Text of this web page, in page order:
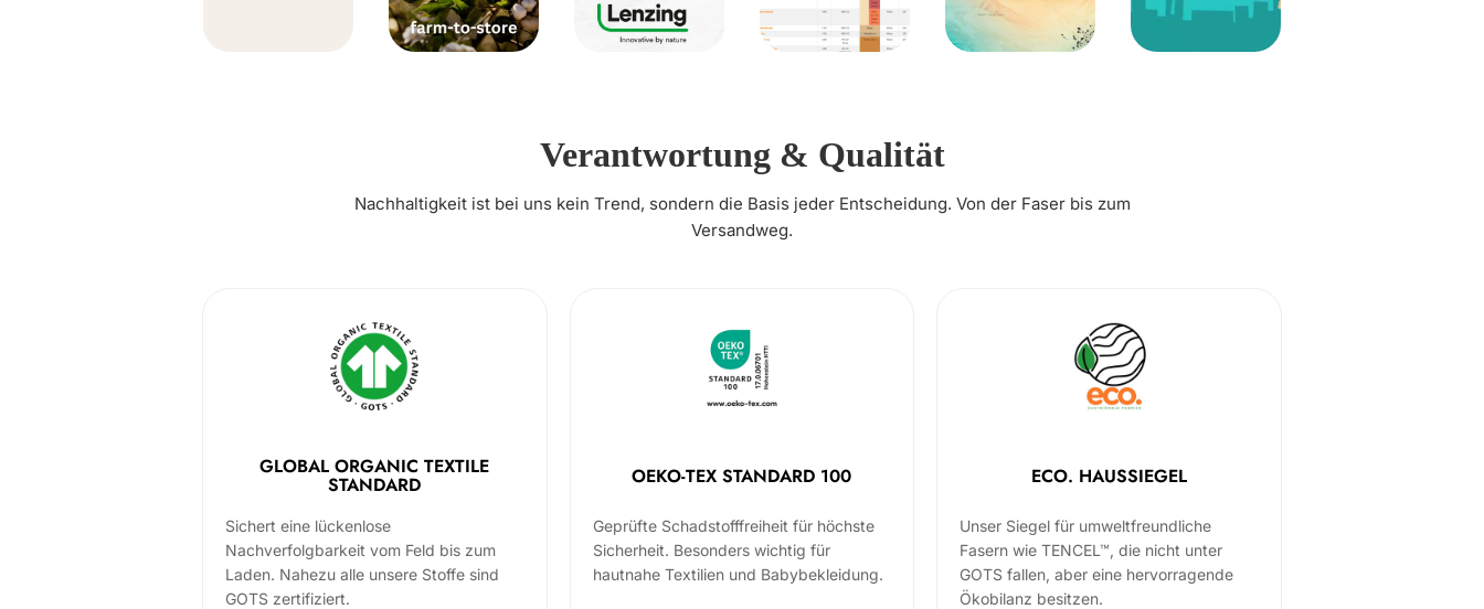
Verantwortung & Qualität
Nachhaltigkeit ist bei uns kein Trend, sondern die Basis jeder Entscheidung. Von der Faser bis zum
Versandweg.
GLOBAL ORGANIC TEXTILE
STANDARD
Sichert eine lückenlose
Nachverfolgbarkeit vom Feld bis zum
Laden. Nahezu alle unsere Stoffe sind
GOTS zertifiziert.
OEKO-TEX STANDARD 100
Geprüfte Schadstofffreiheit für höchste
Sicherheit. Besonders wichtig für
hautnahe Textilien und Babybekleidung.
ECO. HAUSSIEGEL
Unser Siegel für umweltfreundliche
Fasern wie TENCEL™, die nicht unter
GOTS fallen, aber eine hervorragende
Ökobilanz besitzen.